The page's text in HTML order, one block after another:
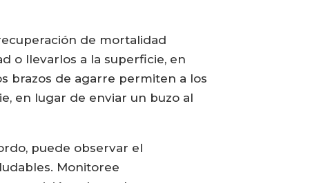
de mortalidad
o llevarlos a la superficie, en
brazos de agarre permiten a los
en lugar de enviar un buzo al
puede observar el
Monitoree